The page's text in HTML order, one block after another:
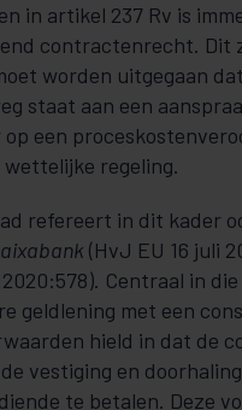
in artikel 237 Rv is
contractenrecht. Dit
worden uitgegaan
staat aan een
een
regeling.
refereert in dit kader
(HvJ EU 16 juli
Centraal in
geldlening met een
hield in dat de
vestiging en
te betalen. Deze